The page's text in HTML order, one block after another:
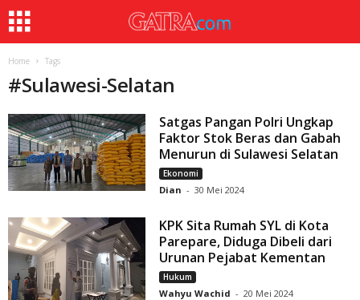
Home Tags
#Sulawesi-Selatan
Satgas Pangan Polri Ungkap
Faktor Stok Beras dan Gabah
Menurun di Sulawesi Selatan
Ekonomi
Dian - 30 Mei 2024
KPK Sita Rumah SYL di Kota
Parepare, Diduga Dibeli dari
Urunan Pejabat Kementan
Hukum
Wahyu Wachid - 20 Mei 2024